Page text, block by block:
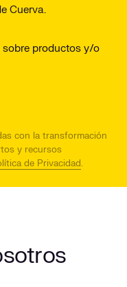
Cuerva.
productos y/o
con la transformación
y recursos
de Privacidad.